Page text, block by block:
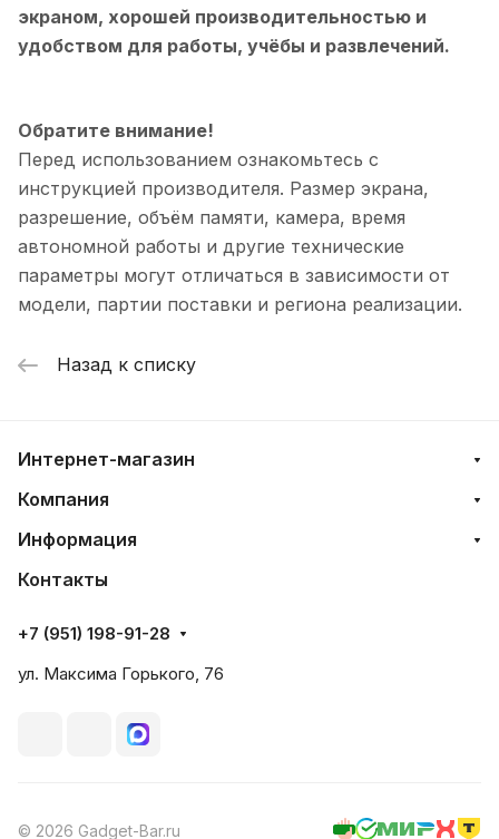
экраном, хорошей производительностью и
удобством для работы, учёбы и развлечений.
Обратите внимание!
Перед использованием ознакомьтесь с
инструкцией производителя. Размер экрана,
разрешение, объём памяти, камера, время
автономной работы и другие технические
параметры могут отличаться в зависимости от
модели, партии поставки и региона реализации.
Назад к списку
Интернет-магазин
Компания
Информация
Контакты
+7 (951) 198-91-28
ул. Максима Горького, 76
© 2026 Gadget-Bar.ru